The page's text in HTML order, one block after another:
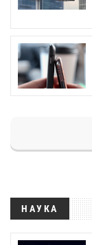
НАУКА